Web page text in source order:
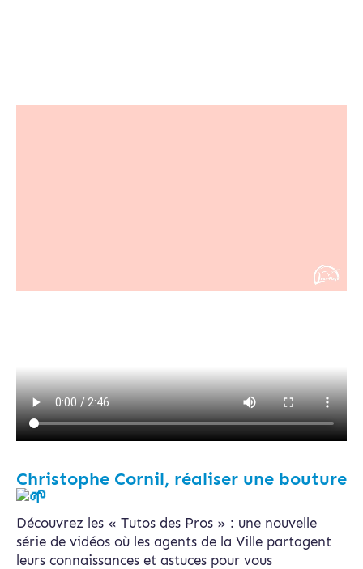
Christophe Cornil, réaliser une bouture
Découvrez les « Tutos des Pros » : une nouvelle
série de vidéos où les agents de la Ville partagent
leurs connaissances et astuces pour vous